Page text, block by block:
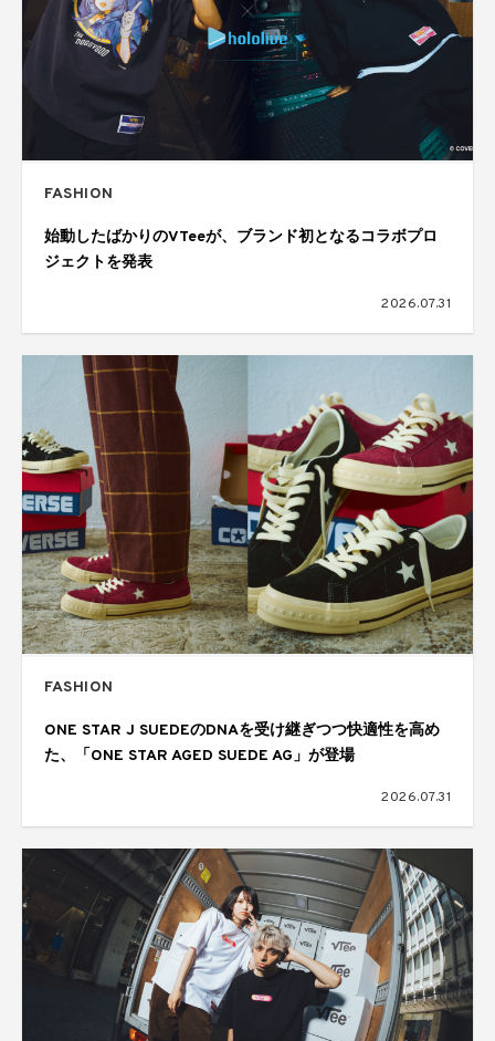
FASHION
始動したばかりのVTeeが、ブランド初となるコラボプロ
ジェクトを発表
2026.07.31
FASHION
ONE STAR J SUEDEのDNAを受け継ぎつつ快適性を高め
た、「ONE STAR AGED SUEDE AG」が登場
2026.07.31